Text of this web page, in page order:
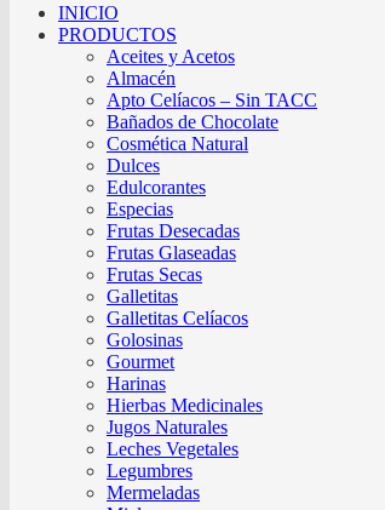
INICIO
PRODUCTOS
Aceites y Acetos
Almacén
Apto Celíacos – Sin TACC
Bañados de Chocolate
Cosmética Natural
Dulces
Edulcorantes
Especias
Frutas Desecadas
Frutas Glaseadas
Frutas Secas
Galletitas
Galletitas Celíacos
Golosinas
Gourmet
Harinas
Hierbas Medicinales
Jugos Naturales
Leches Vegetales
Legumbres
Mermeladas